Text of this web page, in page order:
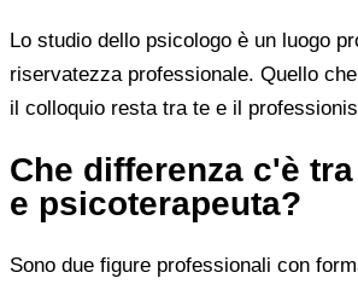
Lo studio dello psicologo è un luogo
riservatezza professionale. Quello
il colloquio resta tra te e il
Che differenza c'è
e psicoterapeuta?
Sono due figure professionali con